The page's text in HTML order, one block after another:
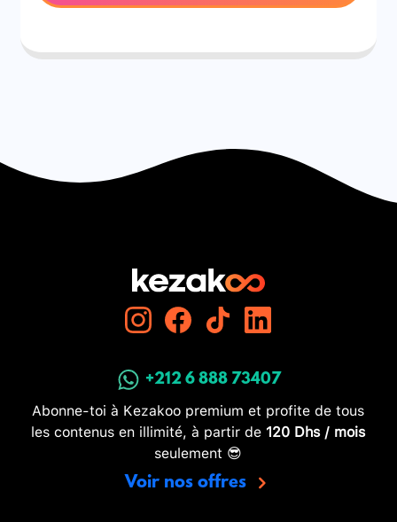
+212 6 888 73407
Abonne-toi à Kezakoo premium et profite de tous
les contenus en illimité, à partir de 120 Dhs / mois
seulement 😎
Voir nos offres